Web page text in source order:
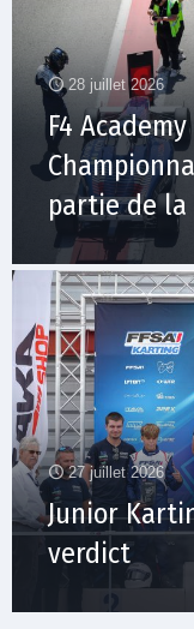
28 juillet 2026
F4
partie de la
27 juillet 2026
Junior
verdict